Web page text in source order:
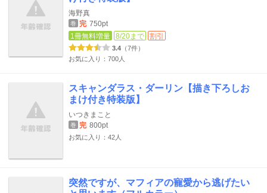
海野真
巻 完 750pt
1冊無料増量
8/20まで 割引
3.4 （7件）
お気に入り：700人
スキャンダラス・ダーリン【描き下ろしお
まけ付き特装版】
いつきまこと
巻 完 800pt
お気に入り：42人
突然ですが、マフィアの寵愛から逃げたい